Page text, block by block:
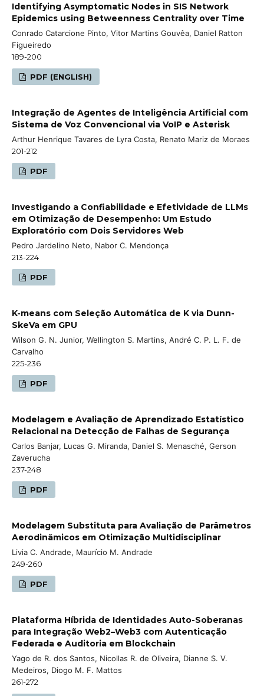
Identifying Asymptomatic Nodes in SIS Network
Epidemics using Betweenness Centrality over Time
Conrado Catarcione Pinto, Vitor Martins Gouvêa, Daniel Ratton
Figueiredo
189-200
PDF (ENGLISH)
Integração de Agentes de Inteligência Artificial com
Sistema de Voz Convencional via VoIP e Asterisk
Arthur Henrique Tavares de Lyra Costa, Renato Mariz de Moraes
201-212
PDF
Investigando a Confiabilidade e Efetividade de LLMs
em Otimização de Desempenho: Um Estudo
Exploratório com Dois Servidores Web
Pedro Jardelino Neto, Nabor C. Mendonça
213-224
PDF
K-means com Seleção Automática de K via Dunn-
SkeVa em GPU
Wilson G. N. Junior, Wellington S. Martins, André C. P. L. F. de
Carvalho
225-236
PDF
Modelagem e Avaliação de Aprendizado Estatístico
Relacional na Detecção de Falhas de Segurança
Carlos Banjar, Lucas G. Miranda, Daniel S. Menasché, Gerson
Zaverucha
237-248
PDF
Modelagem Substituta para Avaliação de Parâmetros
Aerodinâmicos em Otimização Multidisciplinar
Livia C. Andrade, Maurício M. Andrade
249-260
PDF
Plataforma Híbrida de Identidades Auto-Soberanas
para Integração Web2–Web3 com Autenticação
Federada e Auditoria em Blockchain
Yago de R. dos Santos, Nicollas R. de Oliveira, Dianne S. V.
Medeiros, Diogo M. F. Mattos
261-272